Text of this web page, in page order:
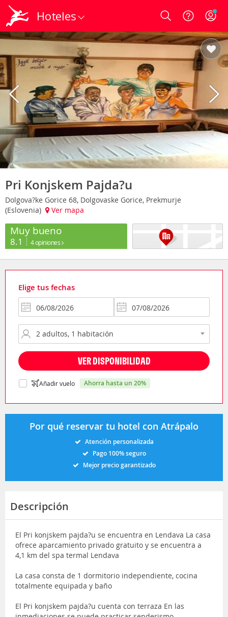
Hoteles Login
Pri Konjskem Pajda?u
Dolgova?ke Gorice 68, Dolgovaske Gorice, Prekmurje
(Eslovenia)
Ver mapa
Muy bueno
8.1 4 opiniones
Elige tus fechas
VER DISPONIBILIDAD
Añadir vuelo ahorra hasta un 20%
Por qué reservar tu hotel con Atrápalo
Atención personalizada
Pago 100% seguro
Mejor precio garantizado
Descripción
El Pri konjskem pajda?u se encuentra en Lendava La casa
ofrece aparcamiento privado gratuito y se encuentra a
4,1 km del spa termal Lendava
La casa consta de 1 dormitorio independiente, cocina
totalmente equipada y baño
El Pri konjskem pajda?u cuenta con terraza En las